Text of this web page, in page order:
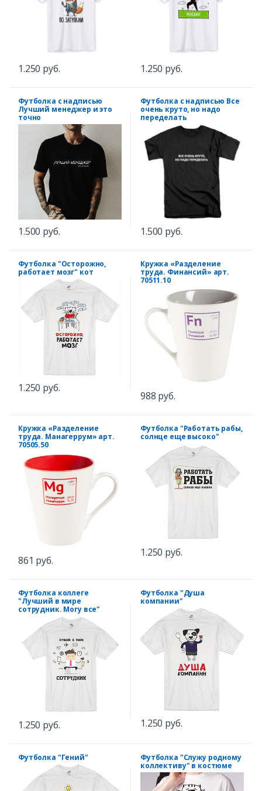
1.250 руб. 1.250 руб.
Футболка с надписью
Лучший менеджер и это
точно
1.500 руб.
Футболка с надписью Все
очень круто, но надо
переделать
1.500 руб.
Футболка "Осторожно,
работает мозг" кот
1.250 руб.
Кружка «Разделение
труда. Финансий» арт.
70511.10
988 руб.
Кружка «Разделение
труда. Манагеррум» арт.
70505.50
861 руб.
Футболка "Работать рабы,
солнце еще высоко"
1.250 руб.
Футболка коллеге
"Лучший в мире
сотрудник. Могу все"
1.250 руб.
Футболка "Душа
компании"
1.250 руб.
Футболка "Гений"
Футболка "Служу родному
коллективу" в костюме